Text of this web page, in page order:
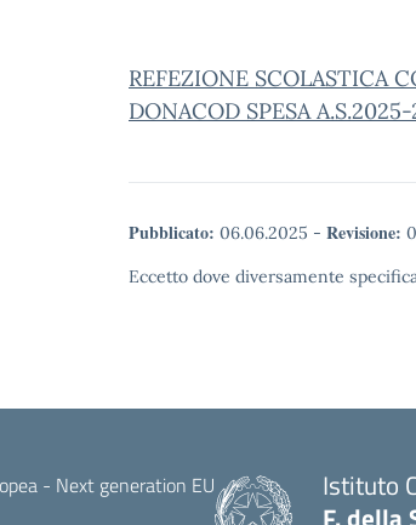
REFEZIONE SCOLASTICA
DONACOD SPESA
Pubblicato: 06.06.2025 - Revisione:
Eccetto dove diversamente
Istituto